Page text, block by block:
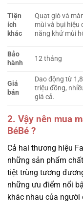
Tiện
ích
khác
Quạt gió và
mùi và bụi hiệu
năng khử mùi
Bảo
hành
12 tháng
Giá
bán
Dao động từ
triệu đồng,
giá cả.
2. Vậy nên mua
BéBé ?
Cả hai thương hiệu
những sản phẩm
tiệt trùng tương
những ưu điểm nổi
khác nhau của người